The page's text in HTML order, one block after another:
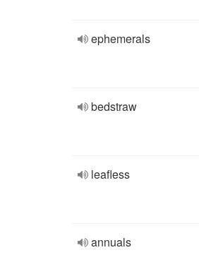
ephemerals
bedstraw
leafless
annuals